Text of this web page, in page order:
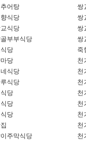
어탕
쌍
식당
쌍
식당
쌍
부부식당
쌍
당
죽
당
천
식당
천
식당
천
당
천
당
천
당
천
천
주막식당
천